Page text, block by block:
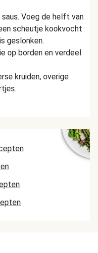
Voeg de helft van
scheutje kookvocht
geslonken.
op borden en verdeel
kruiden, overige